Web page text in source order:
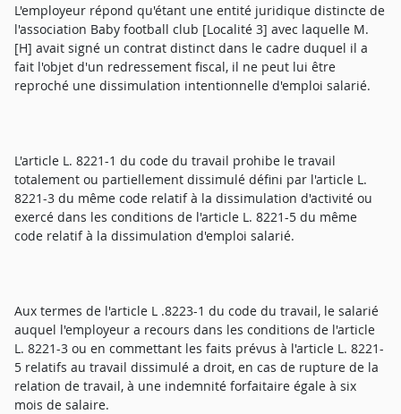
L'employeur répond qu'étant une entité juridique distincte de
l'association Baby football club [Localité 3] avec laquelle M.
[H] avait signé un contrat distinct dans le cadre duquel il a
fait l'objet d'un redressement fiscal, il ne peut lui être
reproché une dissimulation intentionnelle d'emploi salarié.
L'article L. 8221-1 du code du travail prohibe le travail
totalement ou partiellement dissimulé défini par l'article L.
8221-3 du même code relatif à la dissimulation d'activité ou
exercé dans les conditions de l'article L. 8221-5 du même
code relatif à la dissimulation d'emploi salarié.
Aux termes de l'article L .8223-1 du code du travail, le salarié
auquel l'employeur a recours dans les conditions de l'article
L. 8221-3 ou en commettant les faits prévus à l'article L. 8221-
5 relatifs au travail dissimulé a droit, en cas de rupture de la
relation de travail, à une indemnité forfaitaire égale à six
mois de salaire.